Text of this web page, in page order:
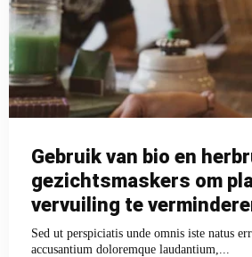
Gebruik van bio en
gezichtsmaskers om
vervuiling te
Sed ut perspiciatis unde omnis iste natus
accusantium doloremque laudantium,...